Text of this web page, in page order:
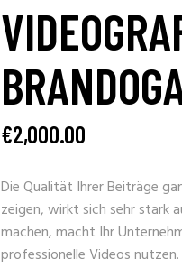
€2,000.00
Die Qualität Ihrer Beiträge
zeigen, wirkt sich sehr stark
machen, macht Ihr
professionelle Videos nutzen.